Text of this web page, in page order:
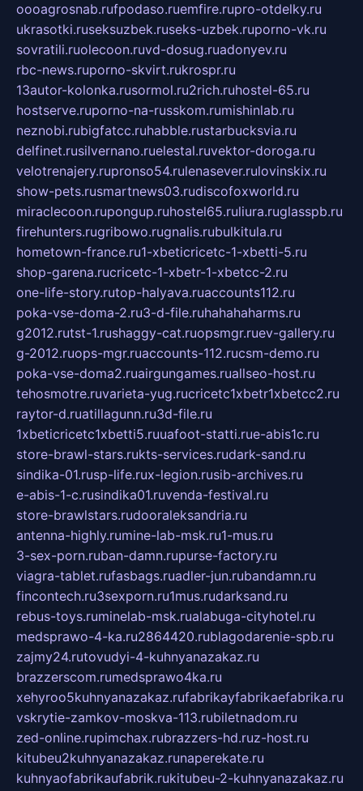
oooagrosnab.rufpodaso.ruemfire.rupro-otdelky.ru
ukrasotki.ruseksuzbek.ruseks-uzbek.ruporno-vk.ru
sovratili.ruolecoon.ruvd-dosug.ruadonyev.ru
rbc-news.ruporno-skvirt.rukrospr.ru
13autor-kolonka.rusormol.ru2rich.ruhostel-65.ru
hostserve.ruporno-na-russkom.rumishinlab.ru
neznobi.rubigfatcc.ruhabble.rustarbucksvia.ru
delfinet.rusilvernano.ruelestal.ruvektor-doroga.ru
velotrenajery.rupronso54.rulenasever.rulovinskix.ru
show-pets.rusmartnews03.rudiscofoxworld.ru
miraclecoon.rupongup.ruhostel65.ruliura.ruglasspb.ru
firehunters.rugribowo.rugnalis.rubulkitula.ru
hometown-france.ru1-xbeticricetc-1-xbetti-5.ru
shop-garena.rucricetc-1-xbetr-1-xbetcc-2.ru
one-life-story.rutop-halyava.ruaccounts112.ru
poka-vse-doma-2.ru3-d-file.ruhahahaharms.ru
g2012.rutst-1.rushaggy-cat.ruopsmgr.ruev-gallery.ru
g-2012.ruops-mgr.ruaccounts-112.rucsm-demo.ru
poka-vse-doma2.ruairgungames.ruallseo-host.ru
tehosmotre.ruvarieta-yug.rucricetc1xbetr1xbetcc2.ru
raytor-d.ruatillagunn.ru3d-file.ru
1xbeticricetc1xbetti5.ruuafoot-statti.rue-abis1c.ru
store-brawl-stars.rukts-services.rudark-sand.ru
sindika-01.rusp-life.rux-legion.rusib-archives.ru
e-abis-1-c.rusindika01.ruvenda-festival.ru
store-brawlstars.rudooraleksandria.ru
antenna-highly.rumine-lab-msk.ru1-mus.ru
3-sex-porn.ruban-damn.rupurse-factory.ru
viagra-tablet.rufasbags.ruadler-jun.rubandamn.ru
fincontech.ru3sexporn.ru1mus.rudarksand.ru
rebus-toys.ruminelab-msk.rualabuga-cityhotel.ru
medsprawo-4-ka.ru2864420.rublagodarenie-spb.ru
zajmy24.rutovudyi-4-kuhnyanazakaz.ru
brazzerscom.rumedsprawo4ka.ru
xehyroo5kuhnyanazakaz.rufabrikayfabrikaefabrika.ru
vskrytie-zamkov-moskva-113.rubiletnadom.ru
zed-online.rupimchax.rubrazzers-hd.ruz-host.ru
kitubeu2kuhnyanazakaz.runaperekate.ru
kuhnyaofabrikaufabrik.rukitubeu-2-kuhnyanazakaz.ru